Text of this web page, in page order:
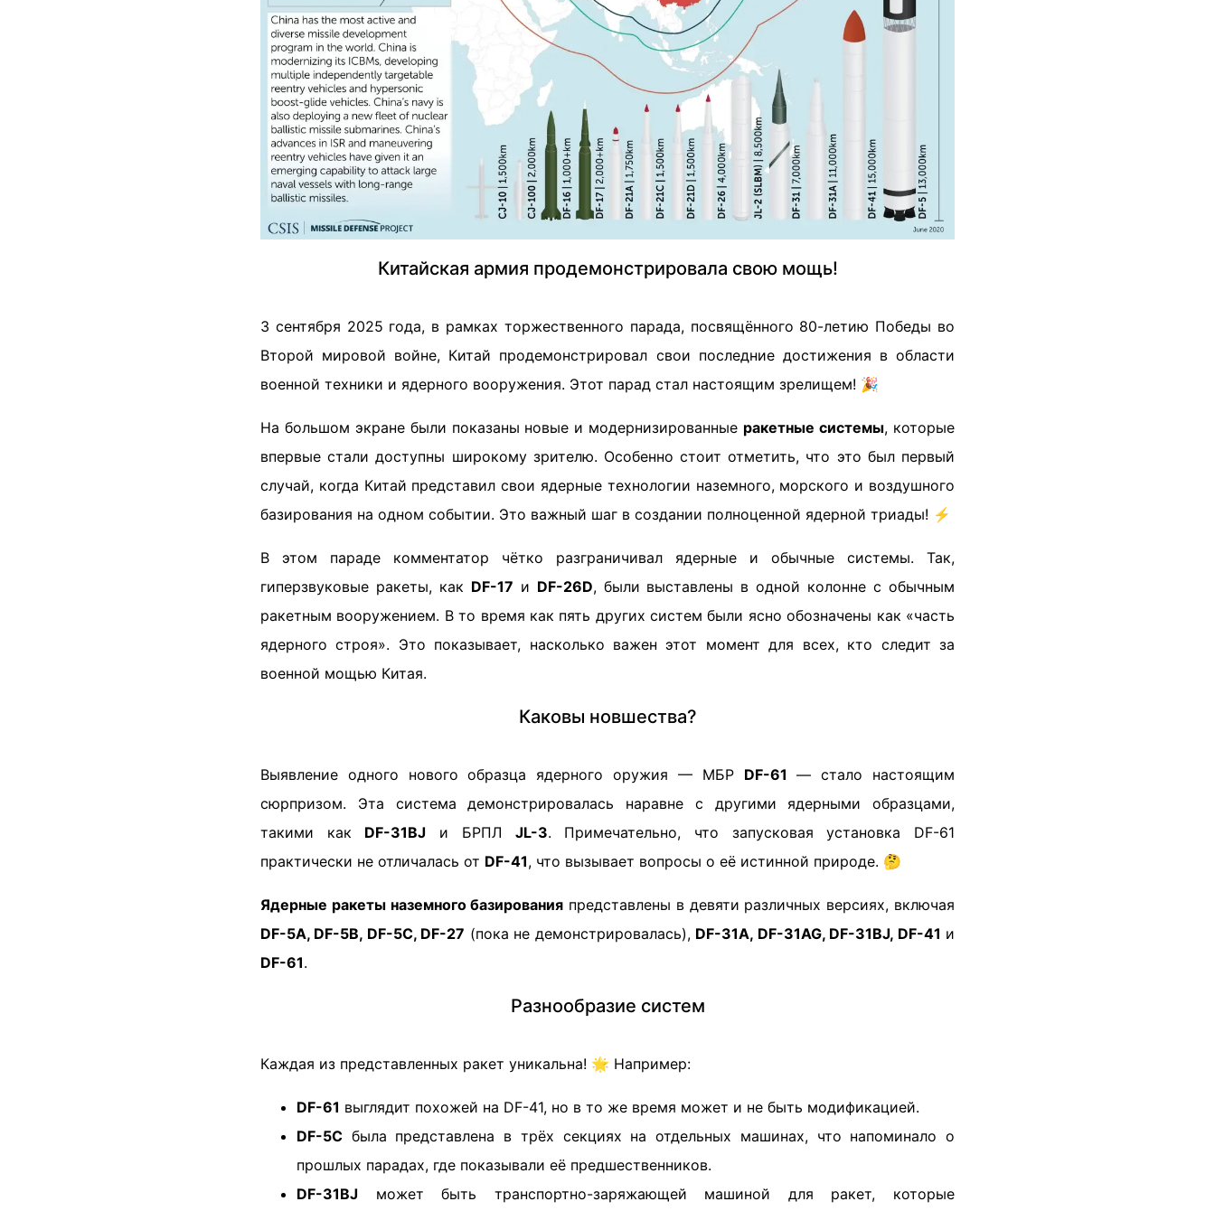
Китайская армия продемонстрировала свою мощь!
3 сентября 2025 года, в рамках торжественного парада, посвящённого 80-летию Победы во
Второй мировой войне, Китай продемонстрировал свои последние достижения в области
военной техники и ядерного вооружения. Этот парад стал настоящим зрелищем! 🎉
На большом экране были показаны новые и модернизированные ракетные системы, которые
впервые стали доступны широкому зрителю. Особенно стоит отметить, что это был первый
случай, когда Китай представил свои ядерные технологии наземного, морского и воздушного
базирования на одном событии. Это важный шаг в создании полноценной ядерной триады! ⚡️
В этом параде комментатор чётко разграничивал ядерные и обычные системы. Так,
гиперзвуковые ракеты, как DF-17 и DF-26D, были выставлены в одной колонне с обычным
ракетным вооружением. В то время как пять других систем были ясно обозначены как «часть
ядерного строя». Это показывает, насколько важен этот момент для всех, кто следит за
военной мощью Китая.
Каковы новшества?
Выявление одного нового образца ядерного оружия — МБР DF-61 — стало настоящим
сюрпризом. Эта система демонстрировалась наравне с другими ядерными образцами,
такими как DF-31BJ и БРПЛ JL-3. Примечательно, что запусковая установка DF-61
практически не отличалась от DF-41, что вызывает вопросы о её истинной природе. 🤔
Ядерные ракеты наземного базирования представлены в девяти различных версиях, включая
DF-5A, DF-5B, DF-5C, DF-27 (пока не демонстрировалась), DF-31A, DF-31AG, DF-31BJ, DF-41 и
DF-61.
Разнообразие систем
Каждая из представленных ракет уникальна! 🌟 Например:
DF-61 выглядит похожей на DF-41, но в то же время может и не быть модификацией.
DF-5C была представлена в трёх секциях на отдельных машинах, что напоминало о
прошлых парадах, где показывали её предшественников.
DF-31BJ может быть транспортно-заряжающей машиной для ракет, которые